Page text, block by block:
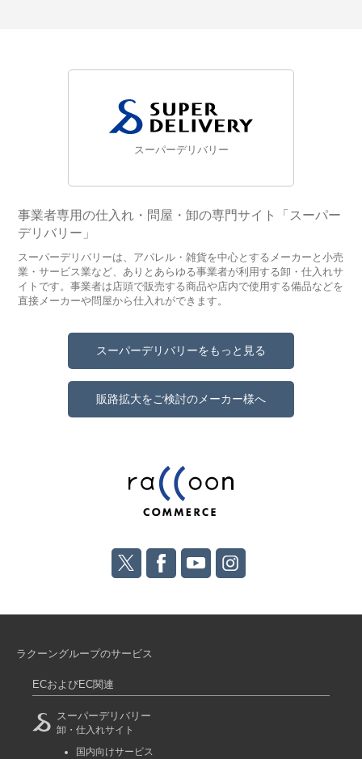
スーパーデリバリー
事業者専用の仕入れ・問屋・卸の専門サイト「スーパー
デリバリー」
スーパーデリバリーは、アパレル・雑貨を中心とするメーカーと小売
業・サービス業など、ありとあらゆる事業者が利用する卸・仕入れサ
イトです。事業者は店頭で販売する商品や店内で使用する備品などを
直接メーカーや問屋から仕入れができます。
スーパーデリバリーをもっと見る
販路拡大をご検討のメーカー様へ
ラクーングループのサービス
ECおよびEC関連
スーパーデリバリー
卸・仕入れサイト
国内向けサービス